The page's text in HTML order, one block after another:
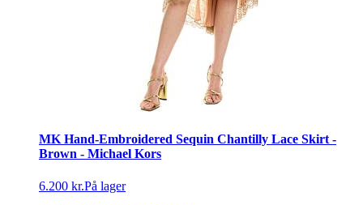
MK Hand-Embroidered Sequin Chantilly Lace Skirt -
Brown - Michael Kors
6.200 kr.På lager